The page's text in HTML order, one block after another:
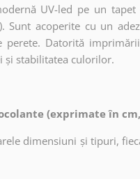
UV-led pe un
Sunt acoperite cu un
Datorită
și stabilitatea culorilor.
(exprimate în
dimensiuni și tipuri,